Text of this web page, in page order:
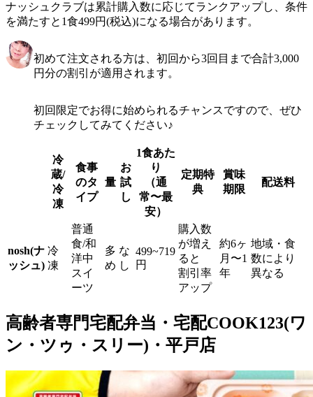
ナッシュクラブは累計購入数に応じてランクアップし、条件
を満たすと1食499円(税込)になる場合があります。
初めて注文される方は、初回から3回目まで合計3,000
円分の割引が適用されます。
初回限定でお得に始められるチャンスですので、ぜひ
チェックしてみてください♪
冷
蔵/
冷
凍
食事
のタ
イプ
量
お
試
し
1食あた
り
（通
常〜最
安）
定期特
典
賞味
期限
配送料
nosh(ナ
ッシュ)
冷
凍
普通
食/和
洋中
スイ
ーツ
多
め
な
し
499~719
円
購入数
が増え
ると
割引率
アップ
約6ヶ
月〜1
年
地域・食
数により
異なる
高齢者専門宅配弁当・宅配COOK123(ワ
ン・ツゥ・スリー)・平戸店